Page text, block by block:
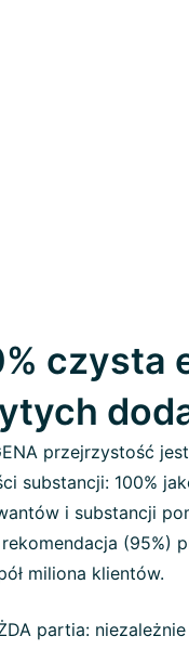
czysta
przejrzystość
substancji: 100%
i substancji
(95%)
miliona klientów.
partia: